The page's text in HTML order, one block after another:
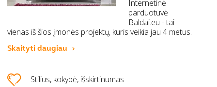
Internetinė
parduotuvė
Baldai.eu - tai
vienas iš šios įmonės projektų, kuris veikia jau 4 metus.
Skaityti daugiau
Stilius, kokybė, išskirtinumas